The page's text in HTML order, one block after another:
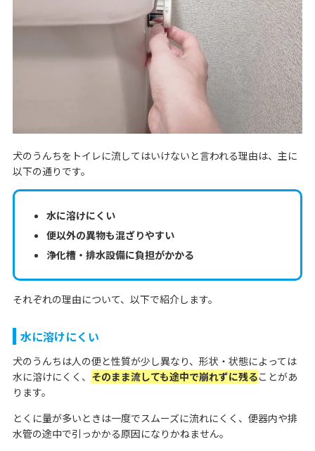
犬のうんちをトイレに流してはいけないと言われる理由は、主に
以下の通りです。
水に溶けにくい
便以外の異物も混ざりやすい
浄化槽・排水設備に負担がかかる
それぞれの理由について、以下で紹介します。
水に溶けにくい
犬のうんちは人の便と性質が少し異なり、形状・状態によっては
水に溶けにくく、 そのまま流しても途中で崩れずに残ることがあ
ります。
とくに量が多いときは一度でスムーズに流れにくく、便器内や排
水管の途中で引っかかる原因になりかねません。